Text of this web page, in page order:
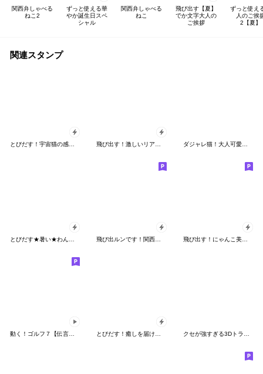
関西弁しゃべる
ねこ2
ずっと使える華
やか誕生日スペ
シャル
関西弁しゃべる
ねこ
飛び出す【夏】
でか文字大人の
ご挨拶
ずっと使え
人のご挨
2【夏】
関連スタンプ
とびだす！宇宙猫の感情を伝えるスタンプ 飛び出す！激しいリアクションにゃんこ ダジャレ猫！大人可愛いおもしろスタンプ♪
飛び出す！にゃんこ美容室